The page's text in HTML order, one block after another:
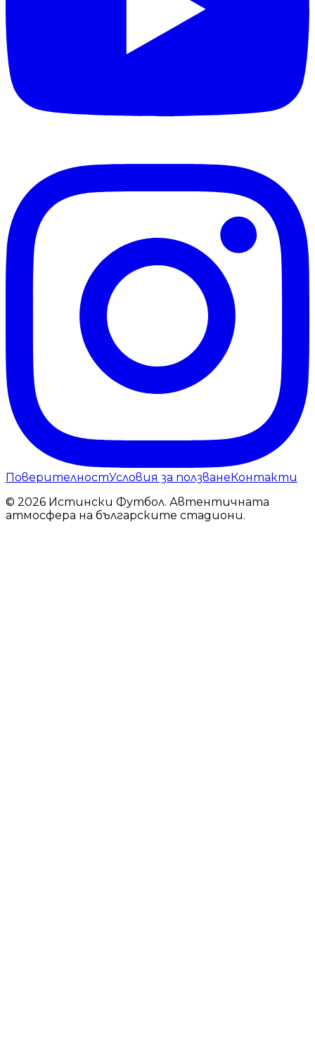
ПоверителностУсловия за ползванеКонтакти
© 2026 Истински Футбол. Автентичната
атмосфера на българските стадиони.